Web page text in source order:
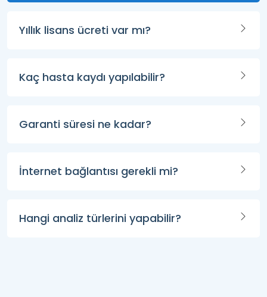
Yıllık lisans ücreti var mı?
Kaç hasta kaydı yapılabilir?
Garanti süresi ne kadar?
İnternet bağlantısı gerekli mi?
Hangi analiz türlerini yapabilir?